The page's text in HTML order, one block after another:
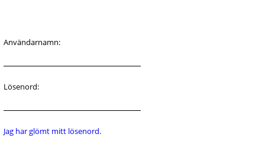
Användarnamn:
Lösenord:
Jag har glömt mitt lösenord.